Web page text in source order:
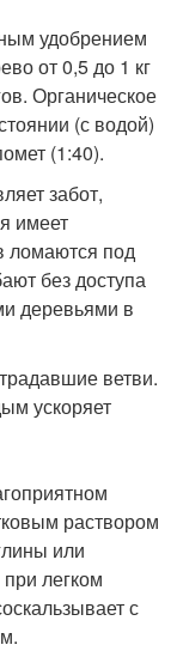
удобрением
от 0,5 до 1 кг
Органическое
(с водой)
(1:40).
забот,
имеет
ломаются под
без доступа
деревьями в
ветви.
ускоряет
раствором
или
легком
с